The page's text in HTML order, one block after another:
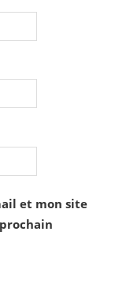
et mon site